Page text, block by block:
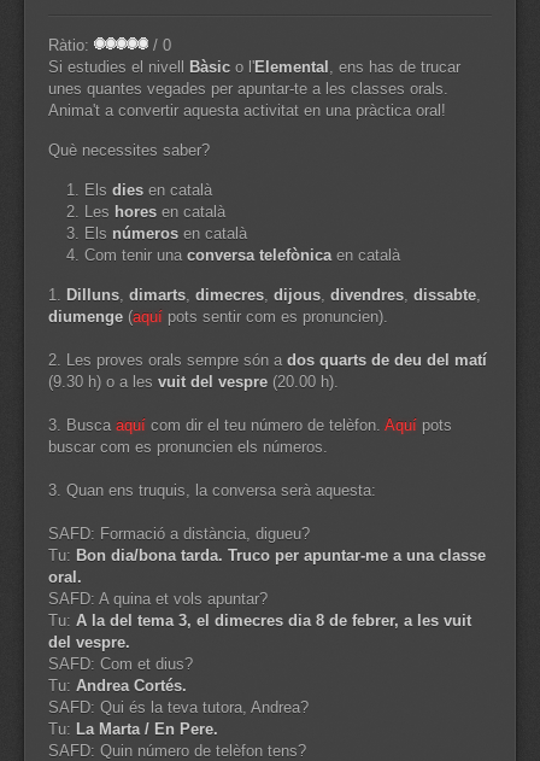
Ràtio:
/ 0
Si estudies el nivell
Bàsic o l'Elemental , ens has de trucar
unes quantes vegades per apuntar-te a les classes orals.
Anima't a convertir aquesta activitat en una pràctica oral!
Què necessites saber?
Els dies en català
Les hores en català
Els números en català
Com tenir una conversa telefònicaen català
1. Dilluns, dimarts, dimecres, dijous, divendres, dissabte,
diumenge (aquí pots sentir com es pronuncien).
2. Les proves orals sempre són a dos quarts de deu del matí
(9.30 h) o a les vuit del vespre (20.00 h).
3. Busca aquí com dir el teu número de telèfon. Aquí pots
buscar com es pronuncien els números.
3. Quan ens truquis, la conversa serà aquesta:
SAFD: Formació a distància, digueu?
Tu: Bon dia/bona tarda. Truco per apuntar-me a una classe
oral.
SAFD: A quina et vols apuntar?
Tu: A la del tema 3, el dimecres dia 8 de febrer, a les vuit
del vespre.
SAFD: Com et dius?
Tu: Andrea Cortés.
SAFD: Qui és la teva tutora, Andrea?
Tu: La Marta / En Pere.
SAFD: Quin número de telèfon tens?